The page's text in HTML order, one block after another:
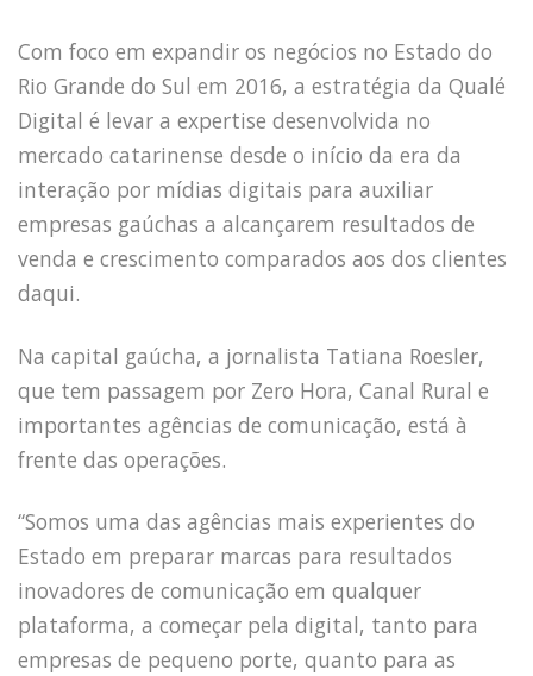
Com foco em expandir os negócios no Estado do
Rio Grande do Sul em 2016, a estratégia da Qualé
Digital é levar a expertise desenvolvida no
mercado catarinense desde o início da era da
interação por mídias digitais para auxiliar
empresas gaúchas a alcançarem resultados de
venda e crescimento comparados aos dos clientes
daqui.
Na capital gaúcha, a jornalista Tatiana Roesler,
que tem passagem por Zero Hora, Canal Rural e
importantes agências de comunicação, está à
frente das operações.
“Somos uma das agências mais experientes do
Estado em preparar marcas para resultados
inovadores de comunicação em qualquer
plataforma, a começar pela digital, tanto para
empresas de pequeno porte, quanto para as